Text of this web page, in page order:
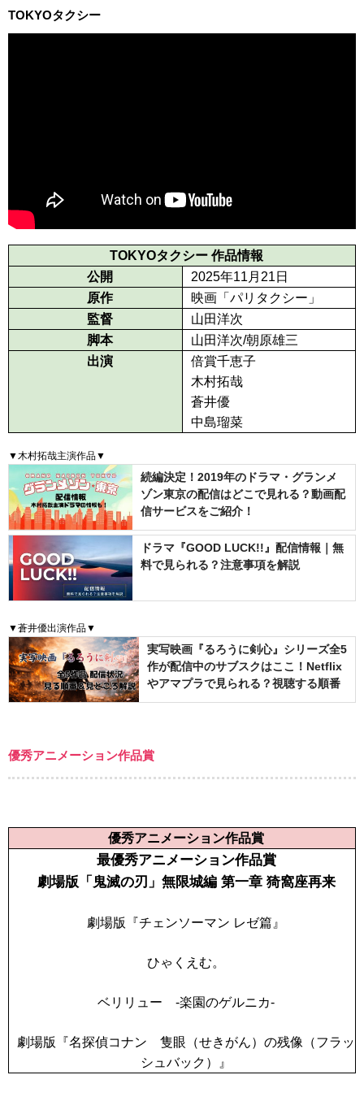
TOKYOタクシー
TOKYOタクシー 作品情報
公開
2025年11月21日
原作
映画「パリタクシー」
監督
山田洋次
脚本
山田洋次/朝原雄三
出演
倍賞千恵子
木村拓哉
蒼井優
中島瑠菜
▼木村拓哉主演作品▼
続編決定！2019年のドラマ・グランメ
ゾン東京の配信はどこで見れる？動画配
信サービスをご紹介！
ドラマ『GOOD LUCK!!』配信情報｜無
料で見られる？注意事項を解説
▼蒼井優出演作品▼
実写映画『るろうに剣心』シリーズ全5
作が配信中のサブスクはここ！Netflix
やアマプラで見られる？視聴する順番
は？
優秀アニメーション作品賞
優秀アニメーション作品賞
最優秀アニメーション作品賞
劇場版「鬼滅の刃」無限城編 第一章 猗窩座再来
劇場版『チェンソーマン レゼ篇』
ひゃくえむ。
ベリリュー -楽園のゲルニカ-
劇場版『名探偵コナン 隻眼（せきがん）の残像（フラッ
シュバック）』